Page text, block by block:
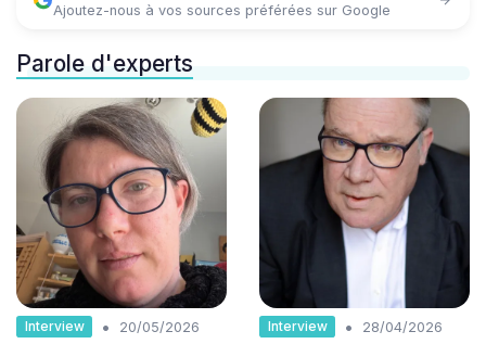
Ajoutez-nous à vos sources préférées sur Google
Parole d'experts
Interview •
20/05/2026
Interview •
28/04/2026